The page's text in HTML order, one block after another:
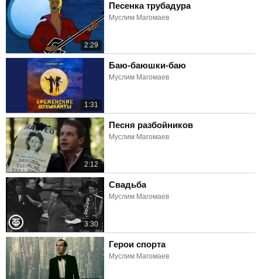
2:29
Песенка трубадура
Муслим Магомаев
1:31
Баю-баюшки-баю
Муслим Магомаев
2:12
Песня разбойников
Муслим Магомаев
3:30
Свадьба
Муслим Магомаев
Герои спорта
Муслим Магомаев